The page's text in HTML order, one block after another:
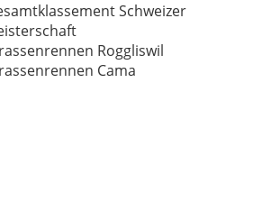
Schweizer
Roggliswil
Cama